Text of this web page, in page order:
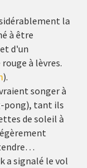
la
à être
d'un
à lèvres.
).
songer à
pong), tant ils
de soleil à
a signalé le vol